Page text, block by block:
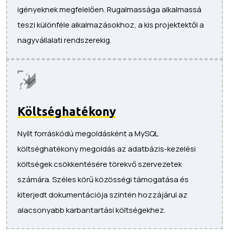
igényeknek megfelelően. Rugalmassága alkalmassá
teszi különféle alkalmazásokhoz, a kis projektektől a
nagyvállalati rendszerekig.
Költséghatékony
Nyílt forráskódú megoldásként a MySQL
költséghatékony megoldás az adatbázis-kezelési
költségek csökkentésére törekvő szervezetek
számára. Széles körű közösségi támogatása és
kiterjedt dokumentációja szintén hozzájárul az
alacsonyabb karbantartási költségekhez.